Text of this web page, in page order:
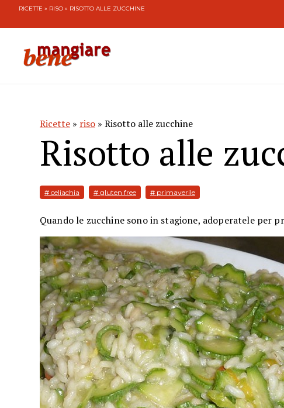
RICETTE » RISO » RISOTTO ALLE ZUCCHINE
Ricette » riso » Risotto alle zucchine
Risotto alle
# celiachia # gluten free # primaverile
Quando le zucchine sono in stagione, adoperatele per